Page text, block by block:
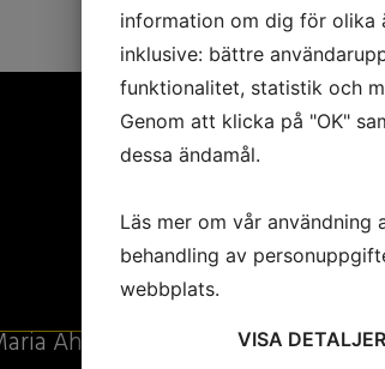
Ahlestål
information om dig för olika
inklusive: bättre
funktionalitet, statistik och
Genom att klicka på "OK"
dessa ändamål.
Läs mer om vår användning
behandling av
webbplats.
VISA DETALJER